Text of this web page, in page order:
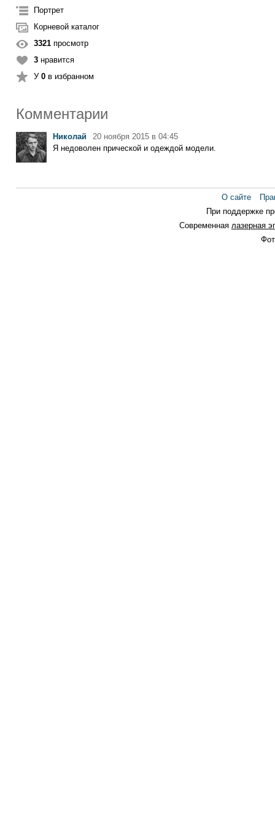
Портрет
Корневой каталог
3321 просмотр
3 нравится
У 0 в избранном
Комментарии
Николай
20 ноября 2015 в 04:45
Я недоволен прической и одеждой модели.
О сайте
При поддержке
Современная лазерная